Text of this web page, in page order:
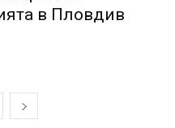
в Пловдив